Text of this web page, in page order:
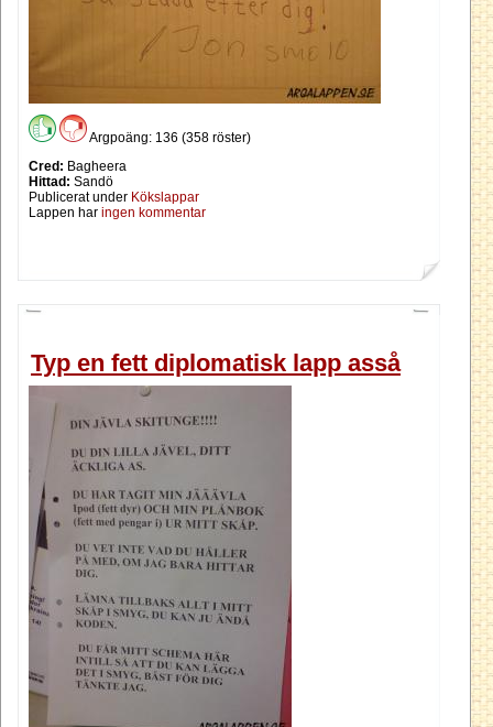
Argpoäng: 136 (358 röster)
Cred: Bagheera
Hittad: Sandö
Publicerat under Kökslappar
Lappen har ingen kommentar
Typ en fett diplomatisk lapp asså